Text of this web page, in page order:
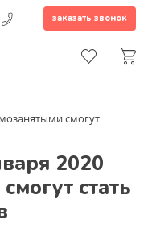
заказать звонок
смогут
2020
стать